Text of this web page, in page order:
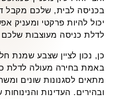
בכניסה לבית, שלכם מקבל
יכול להיות פרקטי ומעניק
לדלת כניסה מעוצבות שלכם
באמת בחירה מעולה לדלת
מתאים לסגנונות שונים
ובהירים. העדינות